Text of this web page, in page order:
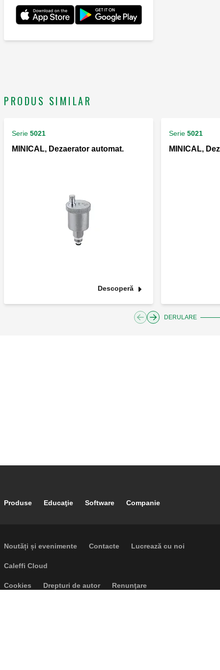
PRODUS SIMILAR
Serie 5021
MINICAL, Dezaerator automat.
Descoperă
Serie 5021
MINICAL,
DERULARE
Footer main navigation
Produse Educaţie Software Companie
Footer secondary navigation
Noutăți și evenimente Contacte Lucrează cu noi
Caleffi Cloud
Footer menu
Cookies Drepturi de autor Renunţare